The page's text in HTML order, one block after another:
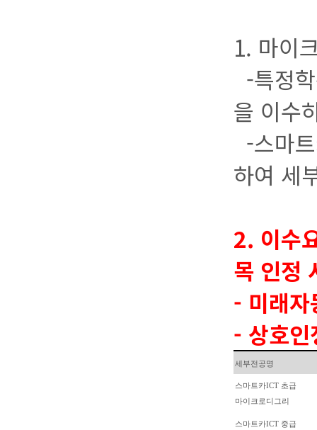
1. 마이
-특정
을 이수
-스마
하여 세
2. 이수
목 인정
- 미래
- 상호
세부전공명
스마트카ICT 초급
마이크로디그리
스마트카ICT 중급